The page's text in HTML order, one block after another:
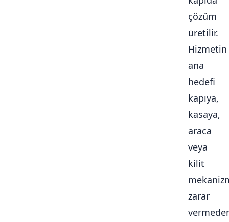
çözüm
üretilir.
Hizmetin
ana
hedefi
kapıya,
kasaya,
araca
veya
kilit
zarar